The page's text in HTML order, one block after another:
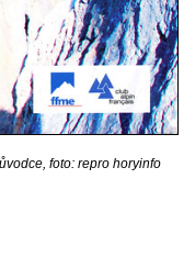
foto: repro horyinfo